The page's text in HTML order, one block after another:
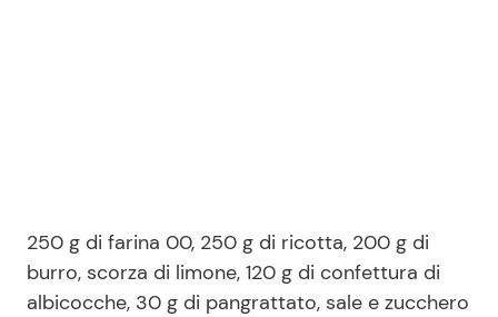
250 g di farina 00, 250 g di ricotta, 200 g di
burro, scorza di limone, 120 g di confettura di
albicocche, 30 g di pangrattato, sale e zucchero